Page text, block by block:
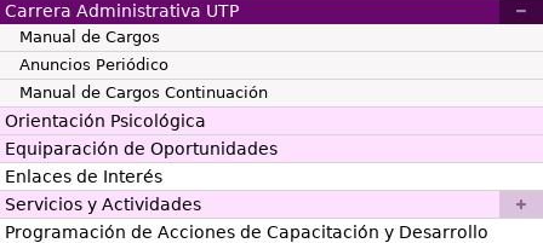
Carrera Administrativa UTP
Manual de Cargos
Anuncios Periódico
Manual de Cargos Continuación
Orientación Psicológica
Equiparación de Oportunidades
Enlaces de Interés
Servicios y Actividades
Programación de Acciones de Capacitación y Desarrollo